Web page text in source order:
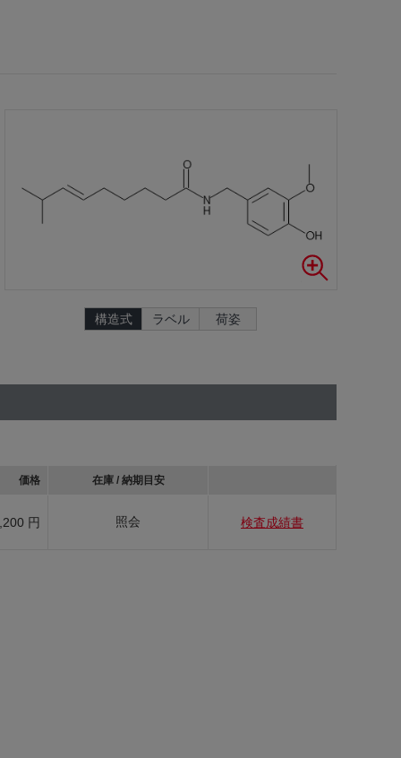
構造式 ラベル 荷姿
価格 在庫 / 納期目安
円 照会 検査成績書